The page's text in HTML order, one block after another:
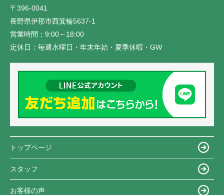
〒396-0041
長野県伊那市西箕輪5637-1
営業時間： 9:00～18:00
定休日： 毎週水曜日・年末年始・夏季休暇・GW
トップページ
スタッフ
お客様の声